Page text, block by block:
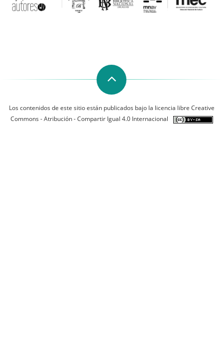
Los contenidos de este sitio están publicados bajo la licencia libre Creative
Commons - Atribución - Compartir Igual 4.0 Internacional